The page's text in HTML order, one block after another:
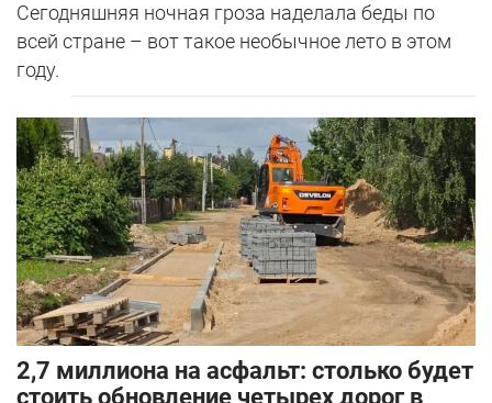
Сегодняшняя ночная гроза наделала беды по
всей стране – вот такое необычное лето в этом
году.
2,7 миллиона на асфальт: столько будет
стоить обновление четырех дорог в